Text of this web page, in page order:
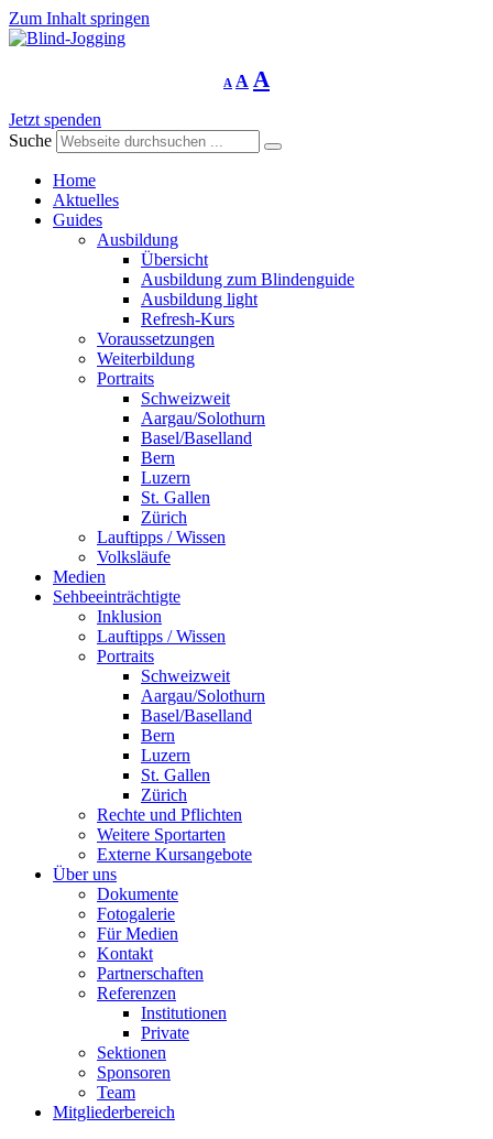
Zum Inhalt springen
A
Schriftgrösse
verringern
A Schriftgrösse
zurücksetzen
A
Jetzt spenden
Suche
Home
Aktuelles
Guides
Ausbildung
Übersicht
Ausbildung zum Blindenguide
Ausbildung light
Refresh-Kurs
Voraussetzungen
Weiterbildung
Portraits
Schweizweit
Aargau/Solothurn
Basel/Baselland
Bern
Luzern
St. Gallen
Zürich
Lauftipps / Wissen
Volksläufe
Medien
Sehbeeinträchtigte
Inklusion
Lauftipps / Wissen
Portraits
Schweizweit
Aargau/Solothurn
Basel/Baselland
Bern
Luzern
St. Gallen
Zürich
Rechte und Pflichten
Weitere Sportarten
Externe Kursangebote
Über uns
Dokumente
Fotogalerie
Für Medien
Kontakt
Partnerschaften
Referenzen
Institutionen
Private
Sektionen
Sponsoren
Team
Mitgliederbereich